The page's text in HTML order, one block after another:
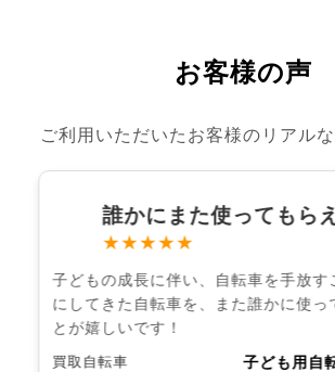
お客様の声
ご利用いただいたお客様のリアルな
誰かにまた使ってもら
★★★★★
子どもの成長に伴い、自転車を手放す
にしてきた自転車を、また誰かに使っ
とが嬉しいです！
買取自転車 子ども用自